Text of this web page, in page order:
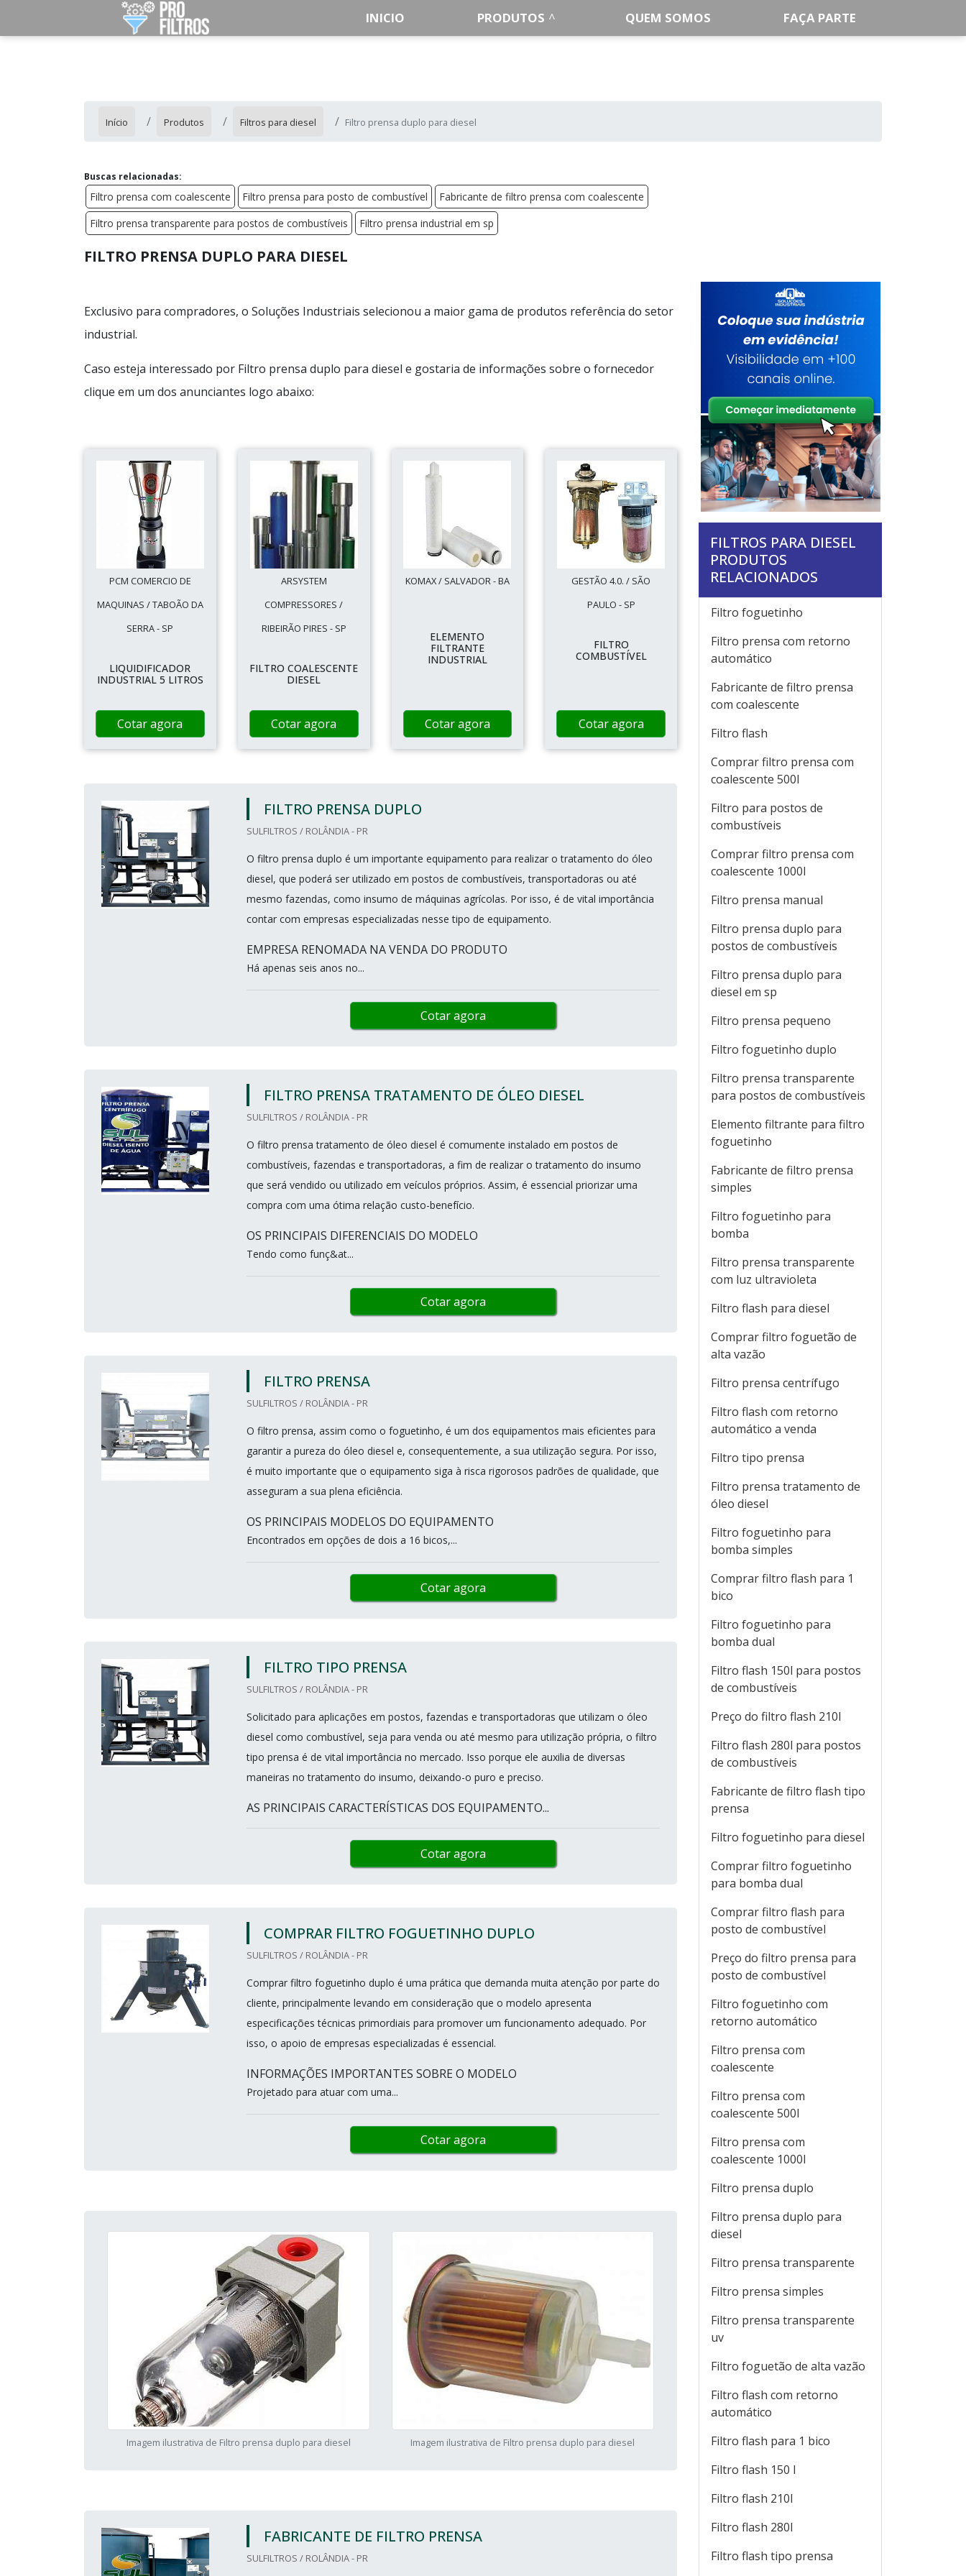
INICIO PRODUTOS QUEM SOMOS FAÇA PARTE
Início Produtos Filtros para diesel Filtro prensa duplo para diesel
Buscas relacionadas:
Filtro prensa com coalescente Filtro prensa para posto de combustível
Fabricante de filtro prensa com coalescente
Filtro prensa transparente para postos de combustíveis
Filtro prensa industrial em sp
FILTRO PRENSA DUPLO PARA DIESEL
Exclusivo para compradores, o Soluções Industriais selecionou a maior gama de produtos referência do setor
industrial.
Caso esteja interessado por Filtro prensa duplo para diesel e gostaria de informações sobre o fornecedor
clique em um dos anunciantes logo abaixo:
PCM COMERCIO DE
MAQUINAS / TABOÃO DA
SERRA - SP
LIQUIDIFICADOR
INDUSTRIAL 5 LITROS
Cotar agora
ARSYSTEM
COMPRESSORES /
RIBEIRÃO PIRES - SP
FILTRO COALESCENTE
DIESEL
Cotar agora
KOMAX / SALVADOR - BA
ELEMENTO
FILTRANTE
INDUSTRIAL
Cotar agora
GESTÃO 4.0. / SÃO
PAULO - SP
FILTRO
COMBUSTÍVEL
Cotar agora
FILTRO PRENSA DUPLO
SULFILTROS / ROLÂNDIA - PR
O filtro prensa duplo é um importante equipamento para realizar o tratamento do óleo
diesel, que poderá ser utilizado em postos de combustíveis, transportadoras ou até
mesmo fazendas, como insumo de máquinas agrícolas. Por isso, é de vital importância
contar com empresas especializadas nesse tipo de equipamento.
EMPRESA RENOMADA NA VENDA DO PRODUTO
Há apenas seis anos no...
Cotar agora
FILTRO PRENSA TRATAMENTO DE ÓLEO DIESEL
SULFILTROS / ROLÂNDIA - PR
O filtro prensa tratamento de óleo diesel é comumente instalado em postos de
combustíveis, fazendas e transportadoras, a fim de realizar o tratamento do insumo
que será vendido ou utilizado em veículos próprios. Assim, é essencial priorizar uma
compra com uma ótima relação custo-benefício.
OS PRINCIPAIS DIFERENCIAIS DO MODELO
Tendo como funç&at...
Cotar agora
FILTRO PRENSA
SULFILTROS / ROLÂNDIA - PR
O filtro prensa, assim como o foguetinho, é um dos equipamentos mais eficientes para
garantir a pureza do óleo diesel e, consequentemente, a sua utilização segura. Por isso,
é muito importante que o equipamento siga à risca rigorosos padrões de qualidade, que
asseguram a sua plena eficiência.
OS PRINCIPAIS MODELOS DO EQUIPAMENTO
Encontrados em opções de dois a 16 bicos,...
Cotar agora
FILTRO TIPO PRENSA
SULFILTROS / ROLÂNDIA - PR
Solicitado para aplicações em postos, fazendas e transportadoras que utilizam o óleo
diesel como combustível, seja para venda ou até mesmo para utilização própria, o filtro
tipo prensa é de vital importância no mercado. Isso porque ele auxilia de diversas
maneiras no tratamento do insumo, deixando-o puro e preciso.
AS PRINCIPAIS CARACTERÍSTICAS DOS EQUIPAMENTO...
Cotar agora
COMPRAR FILTRO FOGUETINHO DUPLO
SULFILTROS / ROLÂNDIA - PR
Comprar filtro foguetinho duplo é uma prática que demanda muita atenção por parte do
cliente, principalmente levando em consideração que o modelo apresenta
especificações técnicas primordiais para promover um funcionamento adequado. Por
isso, o apoio de empresas especializadas é essencial.
INFORMAÇÕES IMPORTANTES SOBRE O MODELO
Projetado para atuar com uma...
Cotar agora
Imagem ilustrativa de Filtro prensa duplo para diesel Imagem ilustrativa de Filtro prensa duplo para diesel
FABRICANTE DE FILTRO PRENSA
SULFILTROS / ROLÂNDIA - PR
FILTROS PARA DIESEL
PRODUTOS
RELACIONADOS
Filtro foguetinho
Filtro prensa com retorno
automático
Fabricante de filtro prensa
com coalescente
Filtro flash
Comprar filtro prensa com
coalescente 500l
Filtro para postos de
combustíveis
Comprar filtro prensa com
coalescente 1000l
Filtro prensa manual
Filtro prensa duplo para
postos de combustíveis
Filtro prensa duplo para
diesel em sp
Filtro prensa pequeno
Filtro foguetinho duplo
Filtro prensa transparente
para postos de combustíveis
Elemento filtrante para filtro
foguetinho
Fabricante de filtro prensa
simples
Filtro foguetinho para
bomba
Filtro prensa transparente
com luz ultravioleta
Filtro flash para diesel
Comprar filtro foguetão de
alta vazão
Filtro prensa centrífugo
Filtro flash com retorno
automático a venda
Filtro tipo prensa
Filtro prensa tratamento de
óleo diesel
Filtro foguetinho para
bomba simples
Comprar filtro flash para 1
bico
Filtro foguetinho para
bomba dual
Filtro flash 150l para postos
de combustíveis
Preço do filtro flash 210l
Filtro flash 280l para postos
de combustíveis
Fabricante de filtro flash tipo
prensa
Filtro foguetinho para diesel
Comprar filtro foguetinho
para bomba dual
Comprar filtro flash para
posto de combustível
Preço do filtro prensa para
posto de combustível
Filtro foguetinho com
retorno automático
Filtro prensa com
coalescente
Filtro prensa com
coalescente 500l
Filtro prensa com
coalescente 1000l
Filtro prensa duplo
Filtro prensa duplo para
diesel
Filtro prensa transparente
Filtro prensa simples
Filtro prensa transparente
uv
Filtro foguetão de alta vazão
Filtro flash com retorno
automático
Filtro flash para 1 bico
Filtro flash 150 l
Filtro flash 210l
Filtro flash 280l
Filtro flash tipo prensa